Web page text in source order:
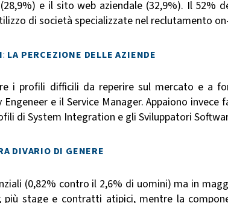
e il sito web aziendale (32,9%). Il 52%
di società specializzate nel reclutamento
: LA PERCEZIONE DELLE AZIENDE
i profili difficili da reperire sul mercato e a
Engeneer e il Service Manager. Appaiono
di System Integration e gli Sviluppatori
DIVARIO DI GENERE
(0,82% contro il 2,6% di uomini) ma in
più stage e contratti atipici, mentre la